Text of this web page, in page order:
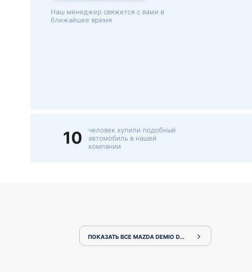
Наш менеджер свяжется с вами в
ближайшее время
10
человек купили подобный
автомобиль в нашей
компании
ПОКАЗАТЬ ВСЕ MAZDA DEMIO DJ3FS